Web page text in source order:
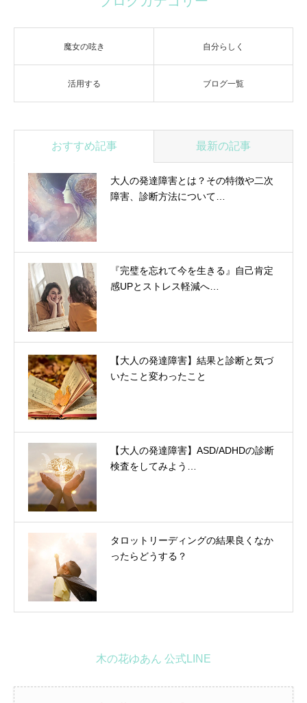
魔女の呟き 自分らしく
活用する ブログ一覧
おすすめ記事 最新の記事
大人の発達障害とは？その特徴や二次
障害、診断方法について…
『完璧を忘れて今を生きる』自己肯定
感UPとストレス軽減へ…
【大人の発達障害】結果と診断と気づ
いたこと変わったこと
【大人の発達障害】ASD/ADHDの診断
検査をしてみよう…
タロットリーディングの結果良くなか
ったらどうする？
木の花ゆあん 公式LINE